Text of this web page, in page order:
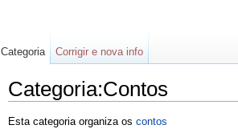
Categoria:Contos
Esta categoria organiza os contos
Categoria Corrigir e nova info